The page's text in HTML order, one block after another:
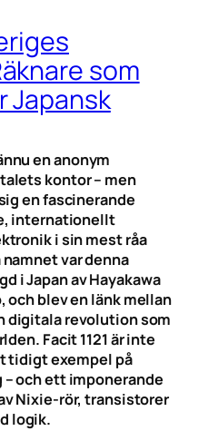
som
Japansk
en anonym
kontor – men
en fascinerande
internationellt
i sin mest råa
var denna
i Japan av Hayakawa
och blev en länk mellan
digitala revolution som
Facit 1121 är inte
tidigt exempel på
och ett imponerande
Nixie-rör, transistorer
logik.